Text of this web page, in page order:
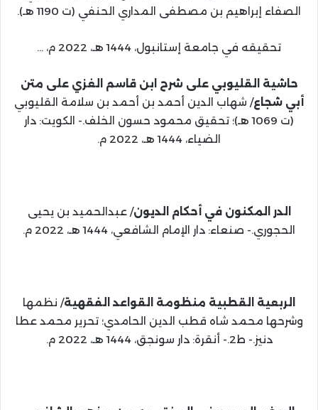
الصفاء إبراهيم بن مصطفى المداري الحنفي (ت 1190 هـ).
تحقيقه في جامعة إستانبول، 1444 هـ، 2022 م، …
حاشية القليوبي على شرح ابن قاسم الغزي على متن
أبي شجاع/ شهاب الدين أحمد بن أحمد بن سلامة القليوبي
(ت 1069 هـ)؛ تحقيق محمود حسون الخلف.- الكويت: دار
الضياء، 1444 هـ، 2022 م.
الدر المكنون في أحكام الديون/ عبدالحميد بن يحيى
الحجوري.- صنعاء: دار الإمام الشافعي، 1444 هـ، 2022 م.
الربعية القطبية منظومة القواعد الفقهية/ نظمها
وشرحها محمد شاه قطب الدين الحامدي؛ تحرير محمد عطا
دنيز.- ط2.- أنقرة: دار سونجق، 1444 هـ، 2022 م.